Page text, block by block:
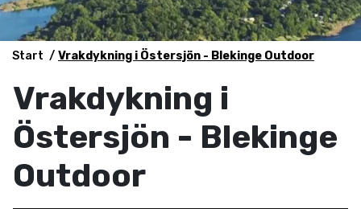
Start Vrakdykning i Östersjön - Blekinge Outdoor
Vrakdykning i
Östersjön - Blekinge
Outdoor